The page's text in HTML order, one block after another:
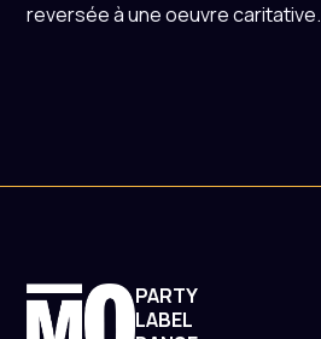
reversée à une oeuvre caritative.
PARTY
LABEL